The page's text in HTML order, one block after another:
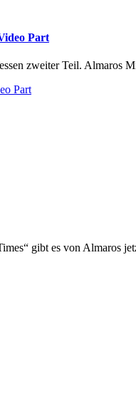
Part
zweiter Teil. Almaros
Part
gibt es von Almaros